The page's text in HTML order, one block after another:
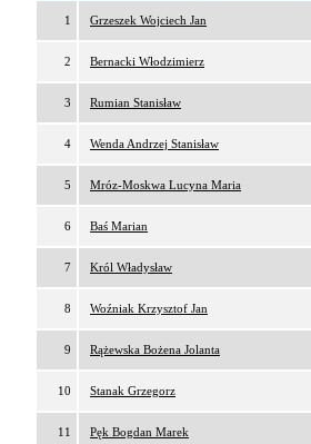
1 Grzeszek Wojciech Jan
2 Bernacki Włodzimierz
3 Rumian Stanisław
4 Wenda Andrzej Stanisław
5 Mróz-Moskwa Lucyna Maria
6 Baś Marian
7 Król Władysław
8 Woźniak Krzysztof Jan
9 Rążewska Bożena Jolanta
10 Stanak Grzegorz
11 Pęk Bogdan Marek